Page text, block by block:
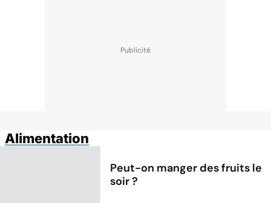
Alimentation
Peut-on manger des fruits le
soir ?